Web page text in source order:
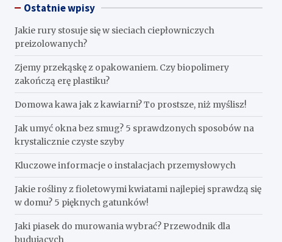
Ostatnie wpisy
Jakie rury stosuje się w sieciach ciepłowniczych
preizolowanych?
Zjemy przekąskę z opakowaniem. Czy biopolimery
zakończą erę plastiku?
​Domowa kawa jak z kawiarni? To prostsze, niż myślisz!
Jak umyć okna bez smug? 5 sprawdzonych sposobów na
krystalicznie czyste szyby
Kluczowe informacje o instalacjach przemysłowych
Jakie rośliny z fioletowymi kwiatami najlepiej sprawdzą się
w domu? 5 pięknych gatunków!
Jaki piasek do murowania wybrać? Przewodnik dla
budujących